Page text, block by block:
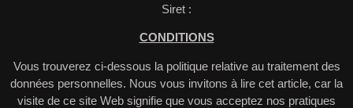
Siret :
CONDITIONS
Vous trouverez ci-dessous la politique relative au traitement des
données personnelles. Nous vous invitons à lire cet article, car la
visite de ce site Web signifie que vous acceptez nos pratiques